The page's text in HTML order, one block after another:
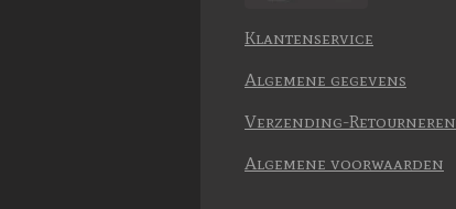
Klantenservice
Algemene gegevens
Verzending-Retourneren
Algemene voorwaarden